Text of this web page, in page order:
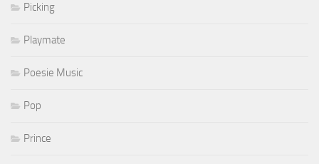
Picking
Playmate
Poesie Music
Pop
Prince